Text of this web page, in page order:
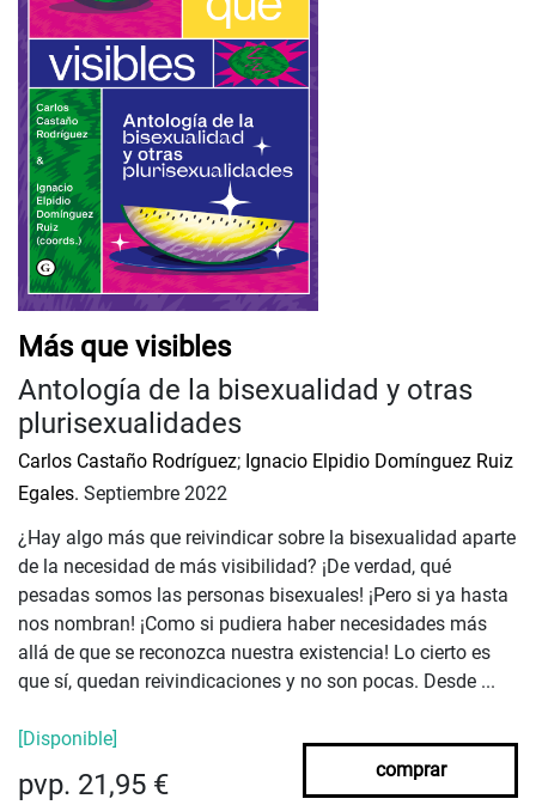
Más que visibles
Antología de la bisexualidad y otras
plurisexualidades
Carlos Castaño Rodríguez; Ignacio Elpidio Domínguez Ruiz
Egales. Septiembre 2022
¿Hay algo más que reivindicar sobre la bisexualidad aparte
de la necesidad de más visibilidad? ¡De verdad, qué
pesadas somos las personas bisexuales! ¡Pero si ya hasta
nos nombran! ¡Como si pudiera haber necesidades más
allá de que se reconozca nuestra existencia! Lo cierto es
que sí, quedan reivindicaciones y no son pocas. Desde ...
[Disponible]
pvp. 21,95 € comprar